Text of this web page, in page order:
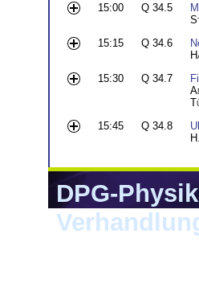
15:00
Q 34.5
15:15
Q 34.6
15:30
Q 34.7
15:45
Q 34.8
DPG-Physik